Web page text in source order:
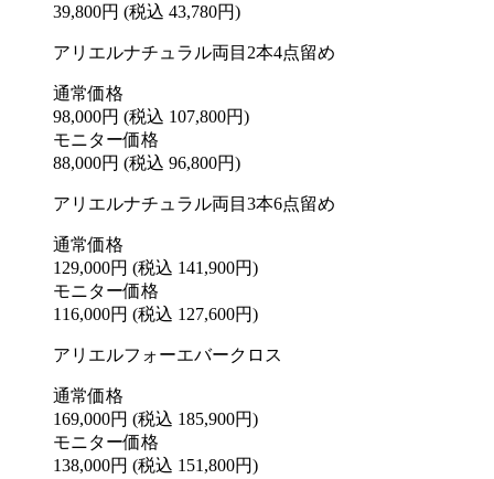
39,800円 (税込 43,780円)
アリエルナチュラル両目2本4点留め
通常価格
98,000円 (税込 107,800円)
モニター価格
88,000円 (税込 96,800円)
アリエルナチュラル両目3本6点留め
通常価格
129,000円 (税込 141,900円)
モニター価格
116,000円 (税込 127,600円)
アリエルフォーエバークロス
通常価格
169,000円 (税込 185,900円)
モニター価格
138,000円 (税込 151,800円)